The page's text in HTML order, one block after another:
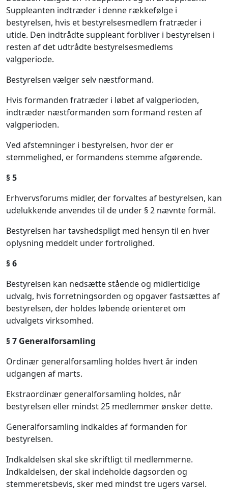
Suppleanten indtræder i denne rækkefølge i
bestyrelsen, hvis et bestyrelsesmedlem fratræder i
utide. Den indtrådte suppleant forbliver i bestyrelsen i
resten af det udtrådte bestyrelsesmedlems
valgperiode.
Bestyrelsen vælger selv næstformand.
Hvis formanden fratræder i løbet af valgperioden,
indtræder næstformanden som formand resten af
valgperioden.
Ved afstemninger i bestyrelsen, hvor der er
stemmelighed, er formandens stemme afgørende.
§ 5
Erhvervsforums midler, der forvaltes af bestyrelsen, kan
udelukkende anvendes til de under § 2 nævnte formål.
Bestyrelsen har tavshedspligt med hensyn til en hver
oplysning meddelt under fortrolighed.
§ 6
Bestyrelsen kan nedsætte stående og midlertidige
udvalg, hvis forretningsorden og opgaver fastsættes af
bestyrelsen, der holdes løbende orienteret om
udvalgets virksomhed.
§ 7 Generalforsamling
Ordinær generalforsamling holdes hvert år inden
udgangen af marts.
Ekstraordinær generalforsamling holdes, når
bestyrelsen eller mindst 25 medlemmer ønsker dette.
Generalforsamling indkaldes af formanden for
bestyrelsen.
Indkaldelsen skal ske skriftligt til medlemmerne.
Indkaldelsen, der skal indeholde dagsorden og
stemmeretsbevis, sker med mindst tre ugers varsel.